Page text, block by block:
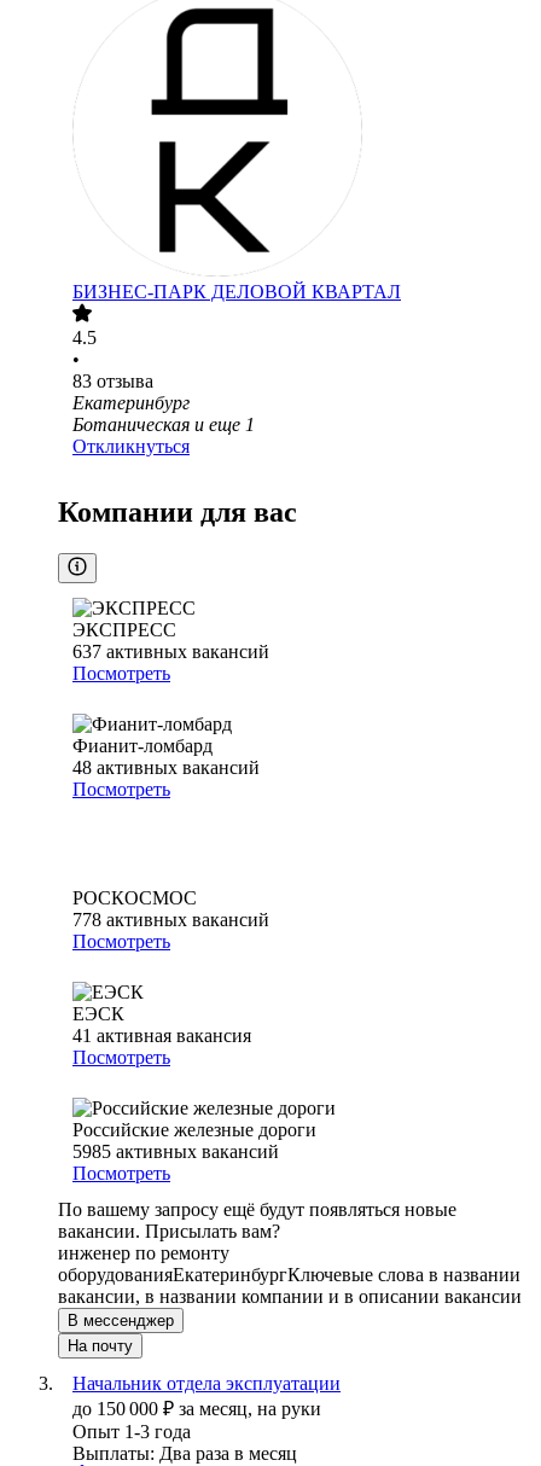
БИЗНЕС-ПАРК ДЕЛОВОЙ КВАРТАЛ
4.5
•
83 отзыва
Екатеринбург
Ботаническая и еще 1
Откликнуться
Компании для вас
ЭКСПРЕСС
637 активных вакансий
Посмотреть
Фианит-ломбард
48 активных вакансий
Посмотреть
РОСКОСМОС
778 активных вакансий
Посмотреть
ЕЭСК
41 активная вакансия
Посмотреть
Российские железные дороги
5985 активных вакансий
Посмотреть
По вашему запросу ещё будут появляться новые
вакансии. Присылать вам?
инженер по ремонту
оборудованияЕкатеринбургКлючевые слова в названии
вакансии, в названии компании и в описании вакансии
В мессенджер
На почту
Начальник отдела эксплуатации
до 150 000 ₽ за месяц, на руки
Опыт 1-3 года
Выплаты: Два раза в месяц